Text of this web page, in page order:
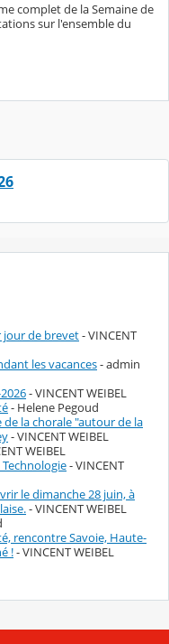
complet de la Semaine de
sur l'ensemble du
jour de brevet- VINCENT
les vacances- admin
- VINCENT WEIBEL
- Helene Pegoud
la chorale "autour de la
- VINCENT WEIBEL
WEIBEL
- VINCENT
le dimanche 28 juin, à
- VINCENT WEIBEL
rencontre Savoie, Haute-
!- VINCENT WEIBEL